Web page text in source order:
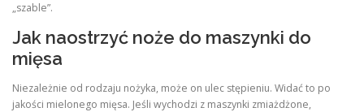
„szable”.
Jak naostrzyć noże do maszynki do
mięsa
Niezależnie od rodzaju nożyka, może on ulec stępieniu. Widać to po
jakości mielonego mięsa. Jeśli wychodzi z maszynki zmiażdżone,